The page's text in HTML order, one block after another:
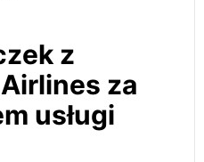
z
za
usługi